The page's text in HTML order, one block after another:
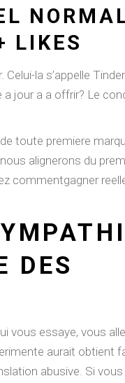
LIKES
la s’appelle
jour a a offrir? Le
toute premiere
alignerons du
commentgagner
DES
vous essaye, vous
aurait obtient
abusive. Si